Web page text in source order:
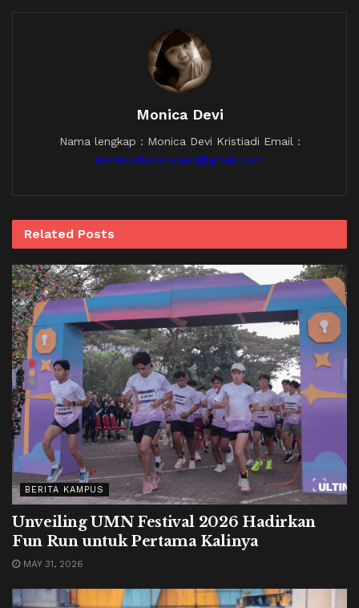
Monica Devi
Nama lengkap : Monica Devi Kristiadi Email :
monicadevikristiadi@gmail.com
Related Posts
BERITA KAMPUS
Unveiling UMN Festival 2026 Hadirkan
Fun Run untuk Pertama Kalinya
MAY 31, 2026